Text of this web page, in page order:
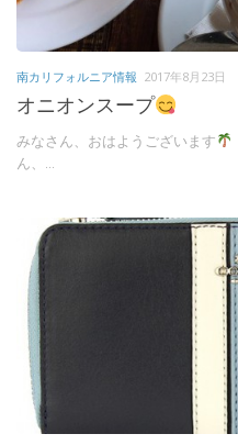
南カリフォルニア情報 2017年8月23日
オニオンスープ
みなさん、おはようございます
ん、...